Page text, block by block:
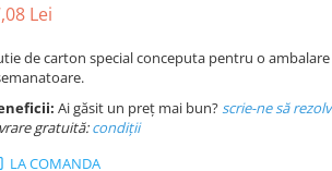
Lei
de carton special conceputa pentru o
Ai găsit un preț mai bun?scrie-ne să
gratuită:condiții
LA COMANDA